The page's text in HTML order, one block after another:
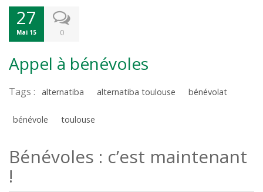
27
Mai 15 0
Appel à bénévoles
Tags : alternatiba alternatiba toulouse bénévolat
bénévole toulouse
Bénévoles : c’est maintenant
!